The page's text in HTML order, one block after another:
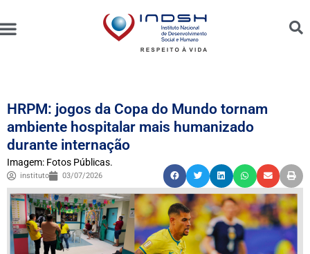
HRPM: jogos da Copa do Mundo tornam
ambiente hospitalar mais humanizado
durante internação
Imagem: Fotos Públicas.
instituto 03/07/2026